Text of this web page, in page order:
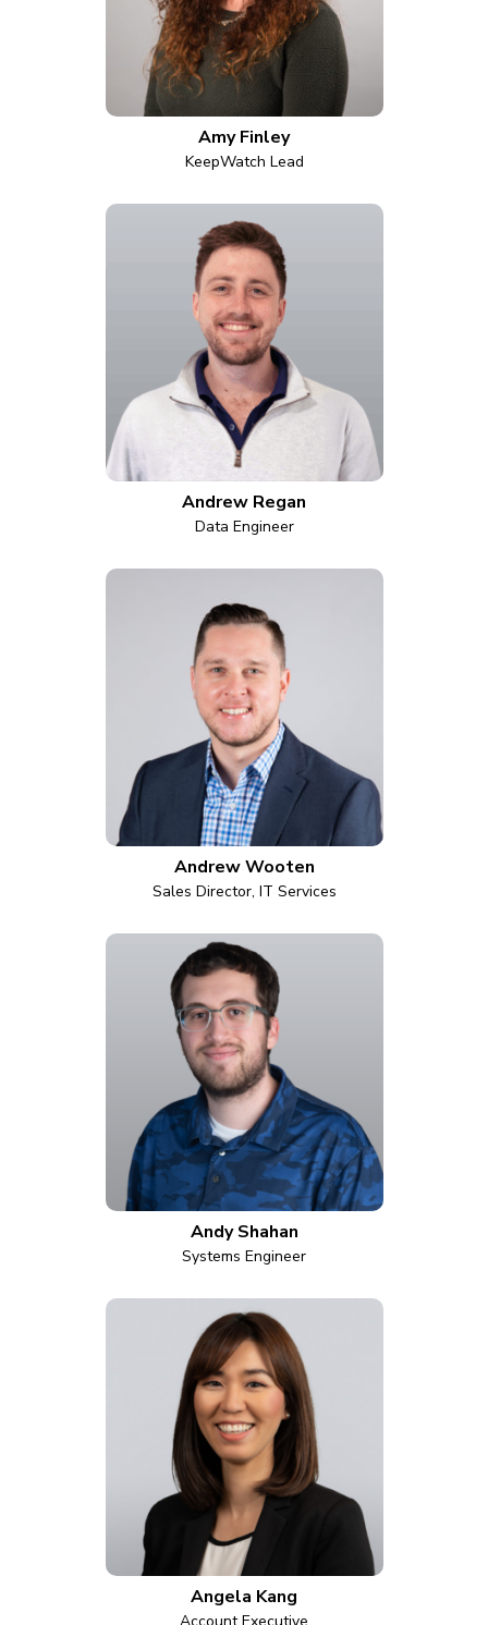
Amy Finley
KeepWatch Lead
Andrew Regan
Data Engineer
Andrew Wooten
Sales Director, IT Services
Andy Shahan
Systems Engineer
Angela Kang